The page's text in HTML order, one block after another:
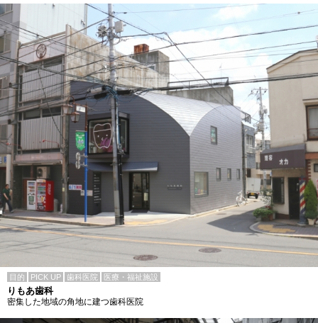
目的 PICK UP 歯科医院 医療・福祉施設
りもあ歯科
密集した地域の角地に建つ歯科医院